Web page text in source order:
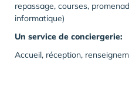
repassage, courses,
informatique)
Un service de conciergerie:
Accueil, réception,